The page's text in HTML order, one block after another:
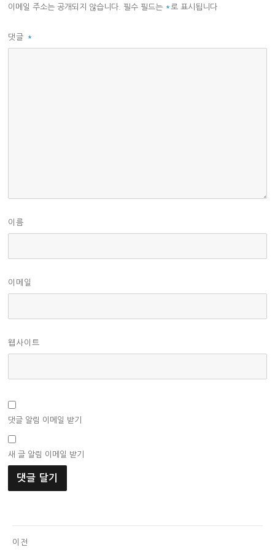
이메일 주소는 공개되지 않습니다. 필수 필드는 * 로 표시됩니다
댓글 *
이름
이메일
웹사이트
댓글 알림 이메일 받기
새 글 알림 이메일 받기
글
이전